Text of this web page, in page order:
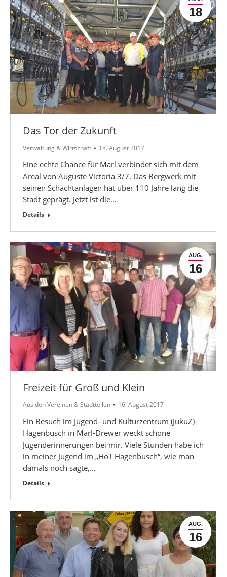
18
Das Tor der Zukunft
Verwaltung & Wirtschaft 18. August 2017
Eine echte Chance für Marl verbindet sich mit dem
Areal von Auguste Victoria 3/7. Das Bergwerk mit
seinen Schachtanlagen hat über 110 Jahre lang die
Stadt geprägt. Jetzt ist die…
Details
AUG.
16
Freizeit für Groß und Klein
Aus den Vereinen & Stadtteilen 16. August 2017
Ein Besuch im Jugend- und Kulturzentrum (JukuZ)
Hagenbusch in Marl-Drewer weckt schöne
Jugenderinnerungen bei mir. Viele Stunden habe ich
in meiner Jugend im „HoT Hagenbusch“, wie man
damals noch sagte,…
Details
AUG.
16